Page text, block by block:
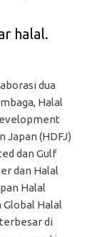
halal.
dua
Halal
Japan (HDFJ)
dan Gulf
dan Halal
Halal
Halal
di